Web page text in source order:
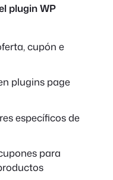
plugin WP
cupón e
plugins page
específicos de
para